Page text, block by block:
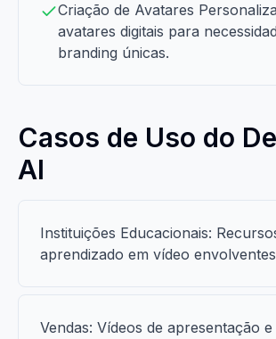
Criação de Avatares
avatares digitais para
branding únicas.
Casos de Uso do
AI
Instituições Educacionais:
aprendizado em vídeo
Vendas: Vídeos de apresentação e